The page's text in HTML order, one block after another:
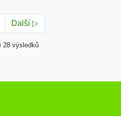
Další ▷
28 výsledků